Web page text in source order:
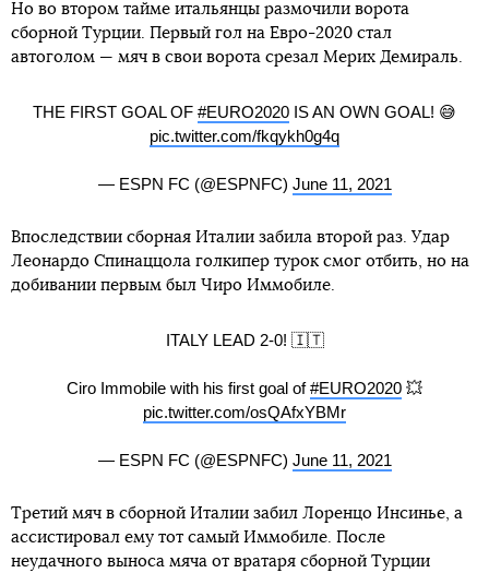
Но во втором тайме итальянцы размочили ворота
сборной Турции. Первый гол на Евро-2020 стал
автоголом — мяч в свои ворота срезал Мерих Демираль.
THE FIRST GOAL OF #EURO2020 IS AN OWN GOAL! 😅
pic.twitter.com/fkqykh0g4q
— ESPN FC (@ESPNFC) June 11, 2021
Впоследствии сборная Италии забила второй раз. Удар
Леонардо Спинаццола голкипер турок смог отбить, но на
добивании первым был Чиро Иммобиле.
ITALY LEAD 2-0! 🇮🇹
Ciro Immobile with his first goal of#EURO2020 💥
pic.twitter.com/osQAfxYBMr
— ESPN FC (@ESPNFC) June 11, 2021
Третий мяч в сборной Италии забил Лоренцо Инсинье, а
ассистировал ему тот самый Иммобиле. После
неудачного выноса мяча от вратаря сборной Турции